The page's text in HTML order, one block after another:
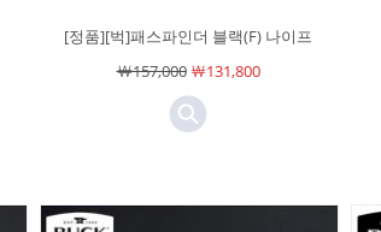
[정품][벅]패스파인더 블랙(F) 나이프
￦157,000￦131,800